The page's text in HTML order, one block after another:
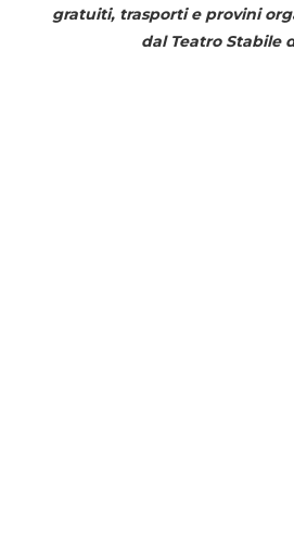
gratuiti, trasporti e provini
dal Teatro Stabile